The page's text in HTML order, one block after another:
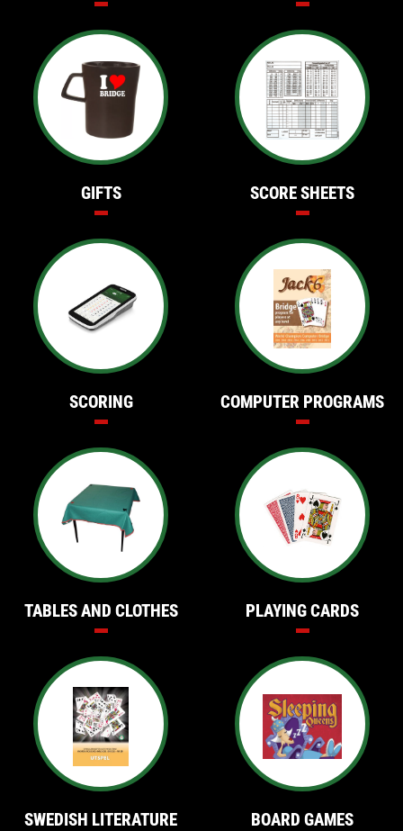
GIFTS SCORE SHEETS
SCORING COMPUTER PROGRAMS
TABLES AND CLOTHES PLAYING CARDS
SWEDISH LITERATURE BOARD GAMES